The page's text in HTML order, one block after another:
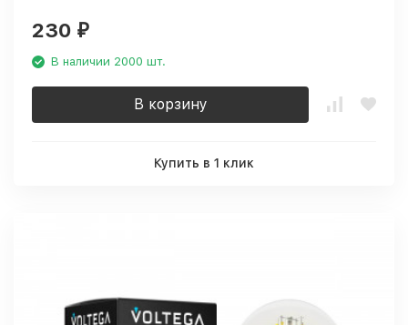
230 ₽
В наличии 2000 шт.
В корзину
Купить в 1 клик